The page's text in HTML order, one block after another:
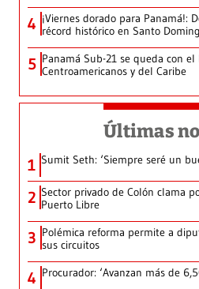
4 ¡Viernes dorado para Panamá!:
récord histórico en Santo
5 Panamá Sub-21 se queda con
Centroamericanos y del Caribe
Últimas
1 Sumit Seth: ‘Siempre seré un
2 Sector privado de Colón clama
Puerto Libre
3 Polémica reforma permite a
sus circuitos
4 Procurador: ‘Avanzan más de